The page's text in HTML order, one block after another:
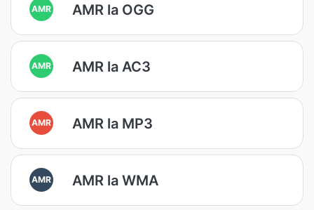
AMR AMR la OGG
AMR AMR la AC3
AMR AMR la MP3
AMR AMR la WMA